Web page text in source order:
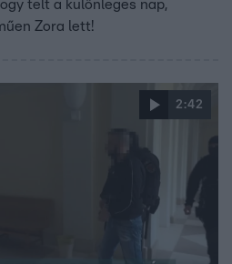
telt a különleges nap,
Zora lett!
2:42